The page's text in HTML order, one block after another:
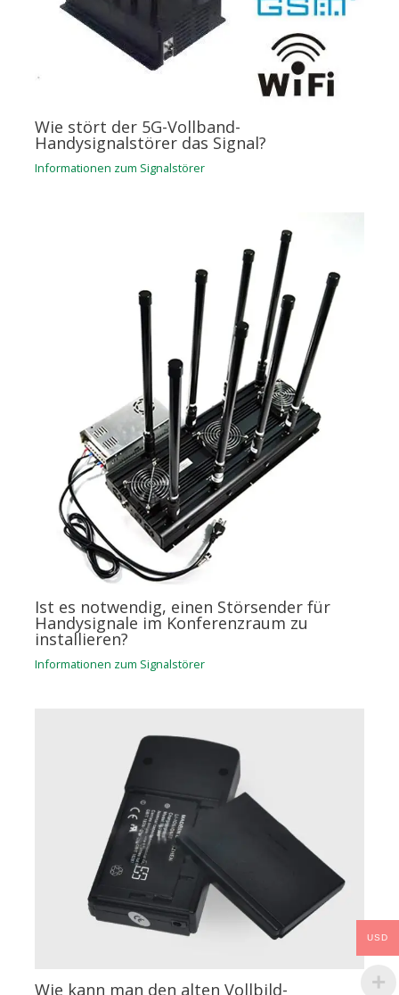
Wie stört der 5G-Vollband-
Handysignalstörer das Signal?
Informationen zum Signalstörer
Ist es notwendig, einen Störsender für
Handysignale im Konferenzraum zu
installieren?
Informationen zum Signalstörer
Wie kann man den alten Vollbild-
USD